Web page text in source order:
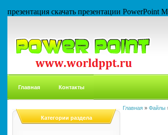
презентация скачать презентации
Главная Контакты
Категории раздела
Главная » Файлы